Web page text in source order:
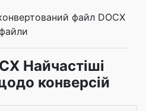
файл DOCX
Найчастіші
конверсій